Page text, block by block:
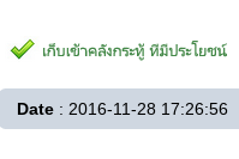
Date : 2016-11-28 17:26:56